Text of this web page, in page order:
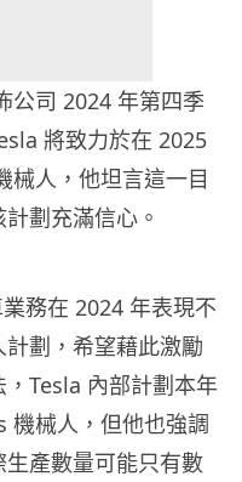
公司 2024 年第四季
將致力於在 2025
人，他坦言這一目
劃充滿信心。
務在 2024 年表現不
劃，希望藉此激勵
Tesla 內部計劃本年
機械人，但他也強調
產數量可能只有數